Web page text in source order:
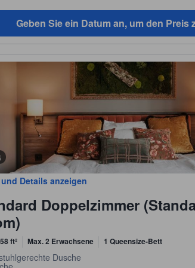
Geben Sie ein Datum an, um den Preis
Details anzeigen
Doppelzimmer
ft² Max. 2 Erwachsene 1 Queensize-Bett
Dusche